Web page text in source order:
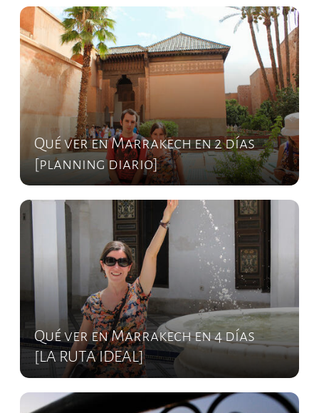
Qué ver en Marrakech en 2 días
[planning diario]
Qué ver en Marrakech en 4 días
[LA RUTA IDEAL]